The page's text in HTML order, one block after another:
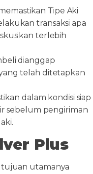
Tipe Aki
transaksi apa
terlebih
dianggap
telah ditetapkan
dalam kondisi siap
sebelum pengiriman
Plus
tujuan utamanya